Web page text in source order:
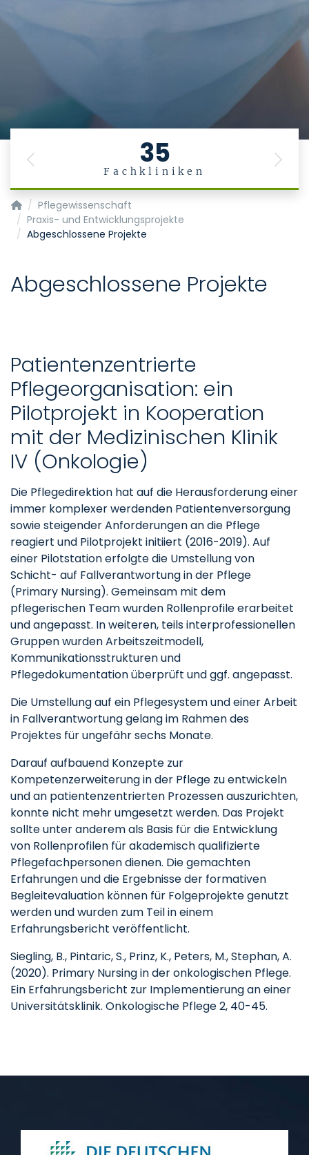
35
Fachkliniken
Previous Next
Pflegedienst
Pflegewissenschaft
Praxis- und Entwicklungsprojekte
Abgeschlossene Projekte
Abgeschlossene Projekte
Patientenzentrierte
Pflegeorganisation: ein
Pilotprojekt in Kooperation
mit der Medizinischen Klinik
IV (Onkologie)
Die Pflegedirektion hat auf die Herausforderung einer
immer komplexer werdenden Patientenversorgung
sowie steigender Anforderungen an die Pflege
reagiert und Pilotprojekt initiiert (2016-2019). Auf
einer Pilotstation erfolgte die Umstellung von
Schicht- auf Fallverantwortung in der Pflege
(Primary Nursing). Gemeinsam mit dem
pflegerischen Team wurden Rollenprofile erarbeitet
und angepasst. In weiteren, teils interprofessionellen
Gruppen wurden Arbeitszeitmodell,
Kommunikationsstrukturen und
Pflegedokumentation überprüft und ggf. angepasst.
Die Umstellung auf ein Pflegesystem und einer Arbeit
in Fallverantwortung gelang im Rahmen des
Projektes für ungefähr sechs Monate.
Darauf aufbauend Konzepte zur
Kompetenzerweiterung in der Pflege zu entwickeln
und an patientenzentrierten Prozessen auszurichten,
konnte nicht mehr umgesetzt werden. Das Projekt
sollte unter anderem als Basis für die Entwicklung
von Rollenprofilen für akademisch qualifizierte
Pflegefachpersonen dienen. Die gemachten
Erfahrungen und die Ergebnisse der formativen
Begleitevaluation können für Folgeprojekte genutzt
werden und wurden zum Teil in einem
Erfahrungsbericht veröffentlicht.
Siegling, B., Pintaric, S., Prinz, K., Peters, M., Stephan, A.
(2020). Primary Nursing in der onkologischen Pflege.
Ein Erfahrungsbericht zur Implementierung an einer
Universitätsklinik. Onkologische Pflege 2, 40-45.